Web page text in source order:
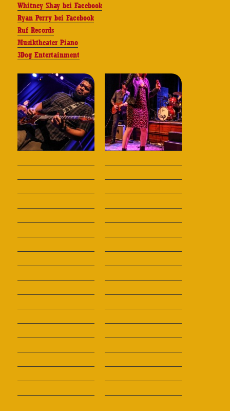
Whitney Shay bei Facebook
Ryan Perry bei Facebook
Ruf Records
Musiktheater Piano
3Dog Entertainment